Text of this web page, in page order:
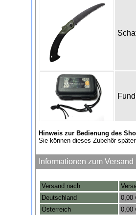
Hinweis zur Bedienung des
Sie können dieses Zubehör
Informationen zum Versand
Versand nach
Deutschland
0,00
Österreich
0,00